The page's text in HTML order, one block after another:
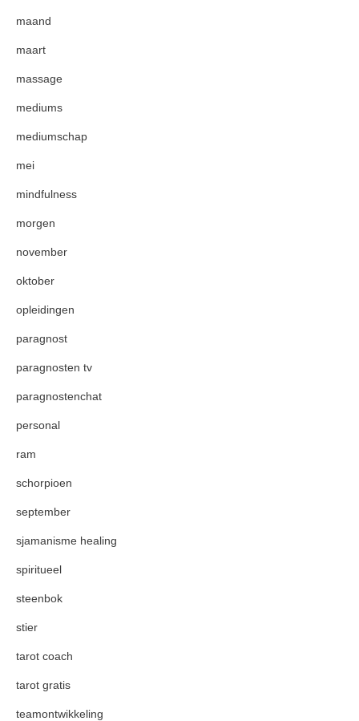
maand
maart
massage
mediums
mediumschap
mei
mindfulness
morgen
november
oktober
opleidingen
paragnost
paragnosten tv
paragnostenchat
personal
ram
schorpioen
september
sjamanisme healing
spiritueel
steenbok
stier
tarot coach
tarot gratis
teamontwikkeling